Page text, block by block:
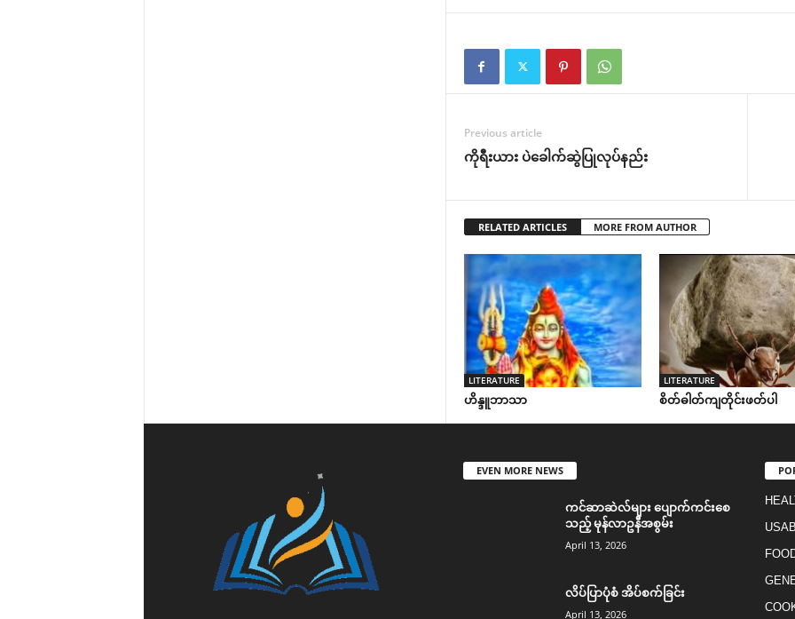
Previous article
ကိုရီးယား ပဲခေါက်ဆွဲပြုလုပ်နည်း
RELATED ARTICLES MORE FROM AUTHOR
LITERATURE
ဟိန္ဒူဘာသာ
LITERATURE
စိတ်ဓါတ်ကျတိုင်းဖတ်ပါ
EVEN MORE NEWS
ကင်ဆာဆဲလ်များ ပျောက်ကင်းစေ
သည့် မုန်လာဥနီအစွမ်း
April 13, 2026
လိပ်ပြာပုံစံ အိပ်စက်ခြင်း
April 13, 2026